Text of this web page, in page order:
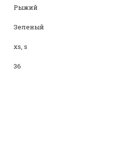
Рыжий
Зеленый
xs, s
36